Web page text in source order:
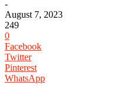
-
August 7, 2023
249
0
Facebook
Twitter
Pinterest
WhatsApp